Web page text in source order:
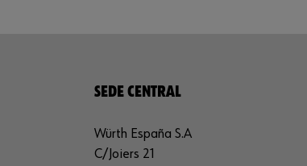
SEDE CENTRAL
Würth España S.A
C/Joiers 21